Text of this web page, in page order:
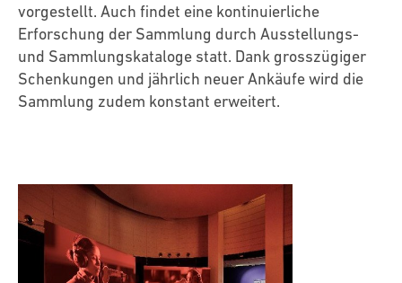
vorgestellt. Auch findet eine kontinuierliche
Erforschung der Sammlung durch Ausstellungs-
und Sammlungskataloge statt. Dank grosszügiger
Schenkungen und jährlich neuer Ankäufe wird die
Sammlung zudem konstant erweitert.